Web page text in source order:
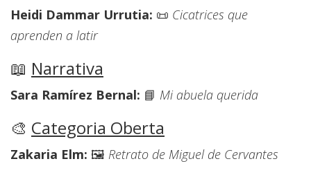
Heidi Dammar Urrutia: 📜 Cicatrices que
aprenden a latir
📖 Narrativa
Sara Ramírez Bernal: 📘 Mi abuela querida
🎨 Categoria Oberta
Zakaria Elm: 🖼️ Retrato de Miguel de Cervantes